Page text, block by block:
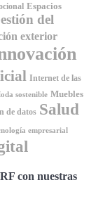
Espacios
del
exterior
Internet de las
sostenible Muebles
de datos Salud
empresarial
con nuestras